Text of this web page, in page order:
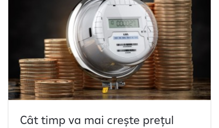
Cât timp va mai crește prețul